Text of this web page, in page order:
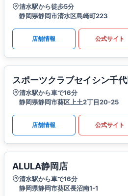
清水駅から徒歩5分
静岡県静岡市清水区島崎町223
店舗情報 公式サイト
スポーツクラブセイシン千
清水駅から車で16分
静岡県静岡市葵区上土2丁目20-25
店舗情報 公式サイト
ALULA静岡店
清水駅から車で16分
静岡県静岡市葵区長沼南1-1